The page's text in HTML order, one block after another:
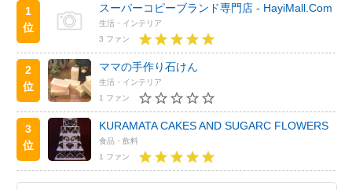
1
位
スーパーコピーブランド専門店 - HayiMall.Com
生活・インテリア
3 ファン
2
位
ママの手作り石けん
生活・インテリア
1 ファン
3
位
KURAMATA CAKES AND SUGARC FLOWERS
食品・飲料
1 ファン